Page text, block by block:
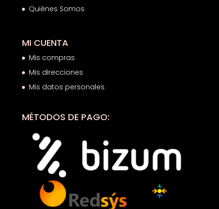
Quiénes Somos
MI CUENTA
Mis compras
Mis direcciones
Mis datos personales
MÉTODOS DE PAGO: